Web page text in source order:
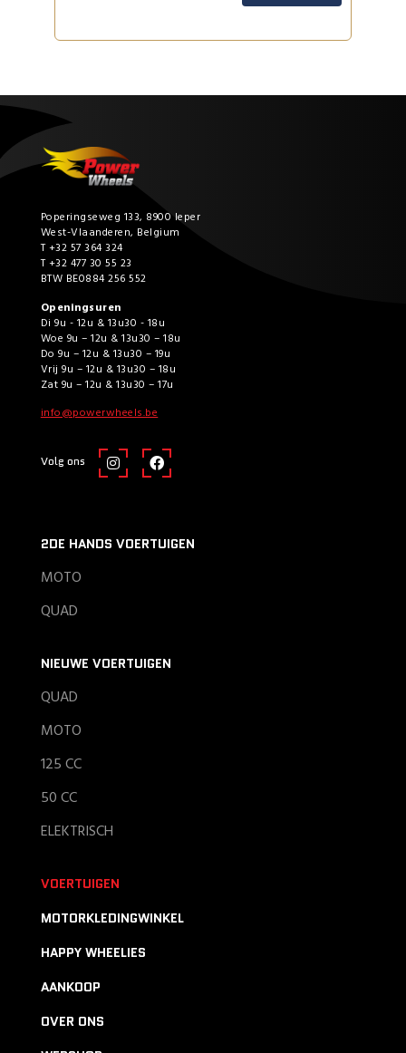
Poperingseweg 133, 8900 Ieper
West-Vlaanderen, Belgium
T +32 57 364 324
T +32 477 30 55 23
BTW BE0884 256 552
Openingsuren
Di 9u - 12u & 13u30 - 18u
Woe 9u – 12u & 13u30 – 18u
Do 9u – 12u & 13u30 – 19u
Vrij 9u – 12u & 13u30 – 18u
Zat 9u – 12u & 13u30 – 17u
info@powerwheels.be
Volg ons
2DE HANDS VOERTUIGEN
MOTO
QUAD
NIEUWE VOERTUIGEN
QUAD
MOTO
125 CC
50 CC
ELEKTRISCH
VOERTUIGEN
MOTORKLEDINGWINKEL
HAPPY WHEELIES
AANKOOP
OVER ONS